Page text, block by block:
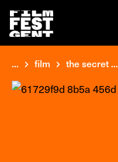
... film the secret ...